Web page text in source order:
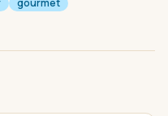
gourmet